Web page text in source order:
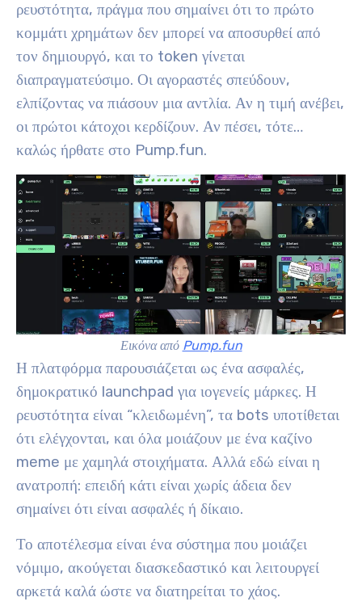
ρευστότητα, πράγμα που σημαίνει ότι το πρώτο
κομμάτι χρημάτων δεν μπορεί να αποσυρθεί από
τον δημιουργό, και το token γίνεται
διαπραγματεύσιμο. Οι αγοραστές σπεύδουν,
ελπίζοντας να πιάσουν μια αντλία. Αν η τιμή ανέβει,
οι πρώτοι κάτοχοι κερδίζουν. Αν πέσει, τότε…
καλώς ήρθατε στο Pump.fun.
Εικόνα από Pump.fun
Η πλατφόρμα παρουσιάζεται ως ένα ασφαλές,
δημοκρατικό launchpad για ιογενείς μάρκες. Η
ρευστότητα είναι “κλειδωμένη”, τα bots υποτίθεται
ότι ελέγχονται, και όλα μοιάζουν με ένα καζίνο
meme με χαμηλά στοιχήματα. Αλλά εδώ είναι η
ανατροπή: επειδή κάτι είναι χωρίς άδεια δεν
σημαίνει ότι είναι ασφαλές ή δίκαιο.
Το αποτέλεσμα είναι ένα σύστημα που μοιάζει
νόμιμο, ακούγεται διασκεδαστικό και λειτουργεί
αρκετά καλά ώστε να διατηρείται το χάος.